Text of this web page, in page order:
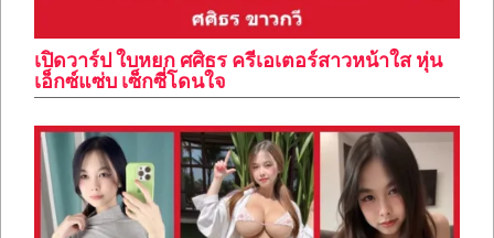
เปิดวาร์ป ใบหยก ศศิธร ครีเอเตอร์สาวหน้าใส หุ่น
เอ็กซ์แซ่บ เซ็กซี่โดนใจ